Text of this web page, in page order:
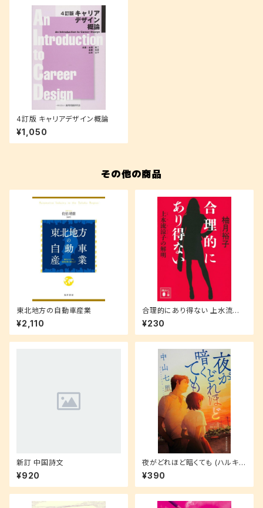
4訂版 キャリアデザイン概論
¥1,050
その他の商品
東北地方の自動車産業
¥2,110
合理的にあり得ない 上水流涼
子の解明 (講談社文庫 ゆ 9-1)
¥230
新訂 中国詩文
¥920
夜がどれほど暗くても (ハルキ文
庫 な 21-1)
¥390